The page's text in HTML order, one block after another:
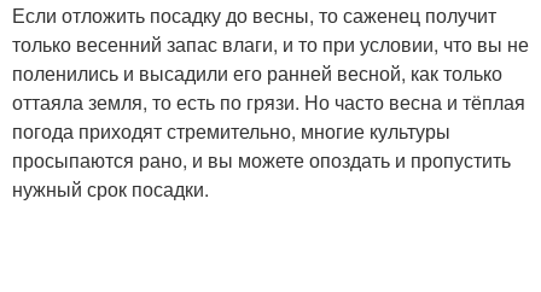
Если отложить посадку до весны, то саженец получит
только весенний запас влаги, и то при условии, что вы не
поленились и высадили его ранней весной, как только
оттаяла земля, то есть по грязи. Но часто весна и тёплая
погода приходят стремительно, многие культуры
просыпаются рано, и вы можете опоздать и пропустить
нужный срок посадки.